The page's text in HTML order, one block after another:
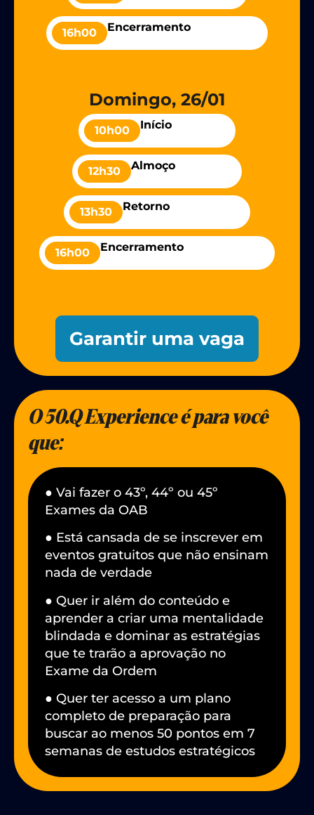
16h00 Encerramento
Domingo, 26/01​​
10h00 Início
12h30 Almoço
13h30 Retorno
16h00 Encerramento
Garantir uma vaga
O 50.Q Experience é para você
que:
● Vai fazer o 43º, 44º ou 45º
Exames da OAB
● Está cansada de se inscrever em
eventos gratuitos que não ensinam
nada de verdade
● Quer ir além do conteúdo e
aprender a criar uma mentalidade
blindada e dominar as estratégias
que te trarão a aprovação no
Exame da Ordem
● Quer ter acesso a um plano
completo de preparação para
buscar ao menos 50 pontos em 7
semanas de estudos estratégicos